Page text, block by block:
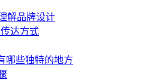
解品牌设计
达方式
哪些独特的地方